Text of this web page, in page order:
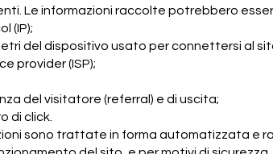
Le informazioni raccolte potrebbero
(IP);
del dispositivo usato per connettersi al
provider (ISP);
del visitatore (referral) e di uscita;
di click.
sono trattate in forma automatizzata e